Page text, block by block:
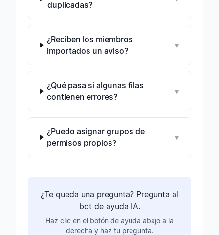
duplicadas?
¿Reciben los miembros
importados un aviso?
▾
¿Qué pasa si algunas filas
contienen errores?
▾
¿Puedo asignar grupos de
permisos propios?
▾
¿Te queda una pregunta? Pregunta al
bot de ayuda IA.
Haz clic en el botón de ayuda abajo a la
derecha y haz tu pregunta.